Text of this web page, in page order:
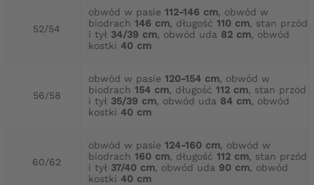
52/54
obwód w pasie 112-146 cm, obwód w
biodrach 146 cm, długość 110 cm, stan przód
i tył 34/39 cm, obwód uda 82 cm, obwód
kostki 40 cm
56/58
obwód w pasie 120-154 cm, obwód w
biodrach 154 cm, długość 112 cm, stan przód
i tył 35/39 cm, obwód uda 84 cm, obwód
kostki 40 cm
60/62
obwód w pasie 124-160 cm, obwód w
biodrach 160 cm, długość 112 cm, stan przód
i tył 37/40 cm, obwód uda 90 cm, obwód
kostki 40 cm